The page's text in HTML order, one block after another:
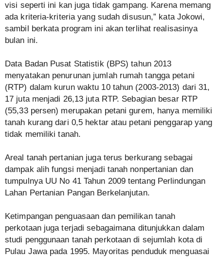
visi seperti ini kan juga tidak gampang. Karena memang
ada kriteria-kriteria yang sudah disusun,” kata Jokowi,
sambil berkata program ini akan terlihat realisasinya
bulan ini.
Data Badan Pusat Statistik (BPS) tahun 2013
menyatakan penurunan jumlah rumah tangga petani
(RTP) dalam kurun waktu 10 tahun (2003-2013) dari 31,
17 juta menjadi 26,13 juta RTP. Sebagian besar RTP
(55,33 persen) merupakan petani gurem, hanya memiliki
tanah kurang dari 0,5 hektar atau petani penggarap yang
tidak memiliki tanah.
Areal tanah pertanian juga terus berkurang sebagai
dampak alih fungsi menjadi tanah nonpertanian dan
tumpulnya UU No 41 Tahun 2009 tentang Perlindungan
Lahan Pertanian Pangan Berkelanjutan.
Ketimpangan penguasaan dan pemilikan tanah
perkotaan juga terjadi sebagaimana ditunjukkan dalam
studi penggunaan tanah perkotaan di sejumlah kota di
Pulau Jawa pada 1995. Mayoritas penduduk menguasai